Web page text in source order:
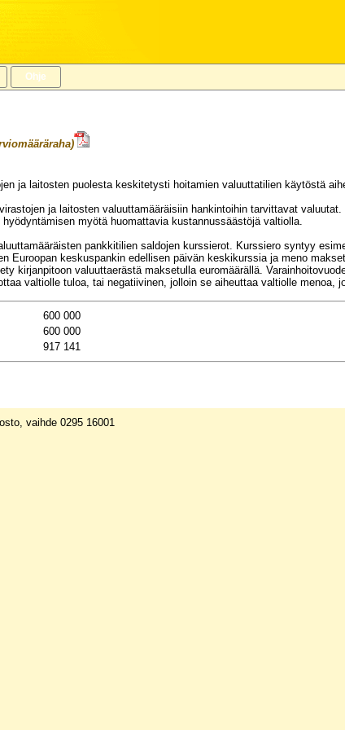
Ohje
2024
ja laitosten puolesta keskitetysti hoitamien valuuttatilien käytöstä
ja laitosten valuuttamääräisiin hankintoihin tarvittavat
myötä huomattavia kustannussäästöjä valtiolla.
pankkitilien saldojen kurssierot. Kurssiero syntyy
Euroopan keskuspankin edellisen päivän keskikurssia ja meno
kirjanpitoon valuuttaerästä maksetulla euromäärällä.
valtiolle tuloa, tai negatiivinen, jolloin se aiheuttaa valtiolle menoa,
600 000
600 000
917 141
vaihde 0295 16001